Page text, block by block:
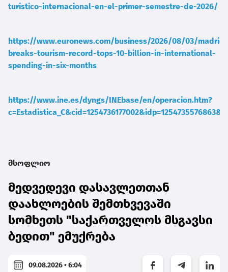
turistico-internacional-en-el-primer-semestre-de-2026/
https://www.euronews.com/business/2026/08/03/madrid-
breaks-tourism-record-tops-10-billion-in-international-
spending-in-six-months
https://www.ine.es/dyngs/INEbase/en/operacion.htm?
მსოფლიო
მედვედევი დასავლეთთან
დაახლოების შემთხვევაში
სომხეთს "საქართველოს მსგავსი
ბედით" ემუქრება
09.08.2026 • 6:04